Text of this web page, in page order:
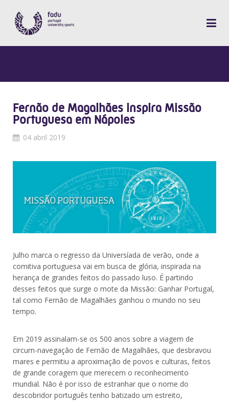
Fernão de Magalhães inspira Missão
Portuguesa em Nápoles
04 abril 2019
Julho marca o regresso da Universíada de verão, onde a
comitiva portuguesa vai em busca de glória, inspirada na
herança de grandes feitos do passado luso. É partindo
desses feitos que surge o mote da Missão: Ganhar Portugal,
tal como Fernão de Magalhães ganhou o mundo no seu
tempo.
Em 2019 assinalam-se os 500 anos sobre a viagem de
circum-navegação de Fernão de Magalhães, que desbravou
mares e permitiu a aproximação de povos e culturas, feitos
de grande coragem que merecem o reconhecimento
mundial. Não é por isso de estranhar que o nome do
descobridor português tenho batizado um estreito,